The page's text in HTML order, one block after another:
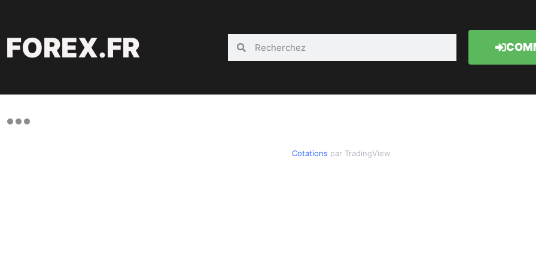
FOREX.FR
Cotations par TradingView